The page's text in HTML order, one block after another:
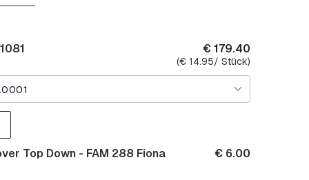
€179.40
(€14.95/ Stück)
Top Down - FAM 288 Fiona €6.00